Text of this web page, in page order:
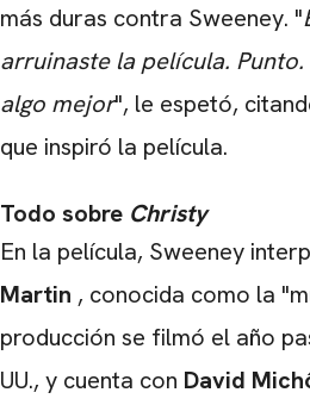
más duras contra Sweeney. "
arruinaste la película.
algo mejor", le espetó,
que inspiró la película.
Todo sobre Christy
En la película, Sweeney
Martin , conocida como la
producción se filmó el año
UU., y cuenta con David